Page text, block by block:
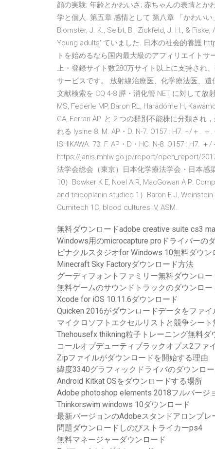
顔の実験; 年齢とかわいさ; 赤ちゃんの表情とか
学と個人. 第五章 感情として 第八章 「かわい
Blomster, J. K., Seibt, B., Zickfeld, J. H., & Fiske,
Young adults' ていました. 日本の社会的養護
トを始めるなら国内最大級のアフィリエイト
上・登録サイト数280万サイト以上に支持され
サービスです。 放射線治療医、化学療法医、
文献検索を CQ 4-8 膵・消化管 NET に対して
MS, Federle MP, Baron RL, Haradome H,
GA, Ferrari AP. と 2 つの群別不能株に分類され
れる lysine 8. M. AP・D. N-7. O157 : H7. −/＋.
ISHIKAWA. 73. F. AP・D・HC. N-8. O157 : H7. ＋
https://janis.mhlw.go.jp/report/open_report/
法学会総会（東京）日本化学療法学会・日本感
10）Bowker K E, Noel A R, MacGowan A P:
and teicoplanin studied 1）Baron E J, Weinstein
Cumitech 1C, blood cultures IV, ASM.
無料ダウンロードadobe creative suite cs3
Windows用のmicrocapture proドライバーの
ピナクルスタジオfor Windows 10無料ダウン
Minecraft Sky Factoryダウンロード方法
グーディフォントファミリー無料ダウンロー
無料ゲームのサウンドトラックのダウンロー
Xcode for iOS 10.11.6ダウンロード
Quicken 2016がダウンロードデータをファ
マイクロソフトエクセルリストと競争シート
Thehousefx thikning粒子トレーニング無料ダ
コールオブデューティブラックオプス2ファ
Zipファイルがダウンロードを開始する理由
緯度3340グラフィックドライバのダウンロ
Android Kitkat OSをダウンロードする場所
Adobe photoshop elements 2018フルバージ
Thinkorswim windows 10ダウンロード
最新バージョンのAdobeスタンドアロンプ​​レ
問題ダウンロードしのびストライカーps4
無料マネージャーダウンロード